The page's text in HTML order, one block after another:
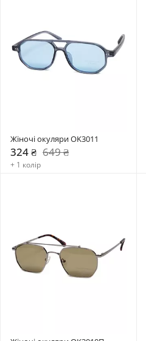
Жіночі окуляри OK3011
324 ₴ 649 ₴
+ 1 колір